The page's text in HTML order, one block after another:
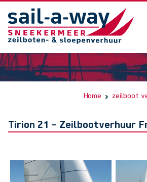
Home zeilboot
Tirion 21 – Zeilbootverhuur